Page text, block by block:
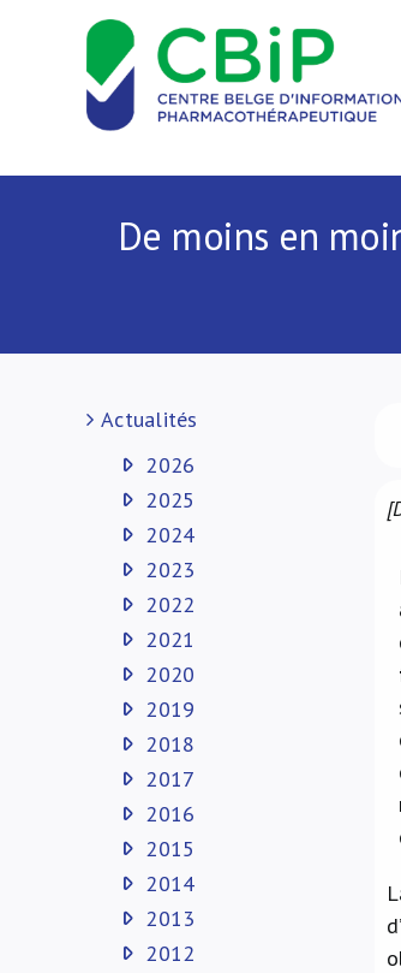
De moins en
Actualités
2026
2025
2024
2023
2022
2021
2020
2019
2018
2017
2016
2015
2014
2013
2012